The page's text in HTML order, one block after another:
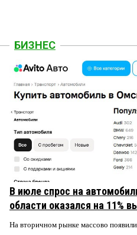
БИЗНЕС
В июле спрос на
области оказался на 11%
На вторичном рынке массово